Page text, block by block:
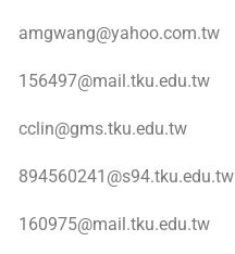
amgwang@yahoo.com.tw
156497@mail.tku.edu.tw
cclin@gms.tku.edu.tw
894560241@s94.tku.edu.tw
160975@mail.tku.edu.tw